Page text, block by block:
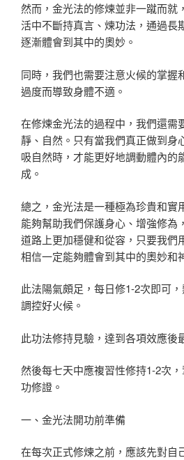
然而，金光法的修煉並非一蹴而就
活中不斷持真言、煉功法，通過長
逐漸體會到其中的奧妙。
同時，我們也需要注意火候的掌握
過度而導致身體不適。
在修煉金光法的過程中，我們還需
靜、自然。只有當我們真正做到身
吸自然時，才能更好地調動體內的
成。
總之，金光法是一種極為珍貴和實
能夠幫助我們保護身心、增強修為
道路上更加穩健和從容，只要我們
相信一定能夠體會到其中的奧妙和
此法陽氣頗足，每日修1-2次即可
調控好火候。
此功法修持見驗，達到各項效應後
然後每七天中應複習性修持1-2次
功修證。
一、金光法開功前準備
在每次正式修煉之前，應該先對自